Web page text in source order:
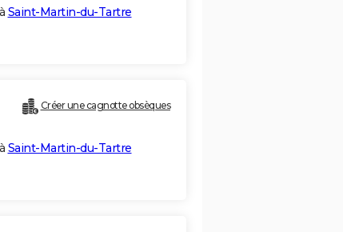
Saint-Martin-du-Tartre
Créer une cagnotte obsèques
Saint-Martin-du-Tartre